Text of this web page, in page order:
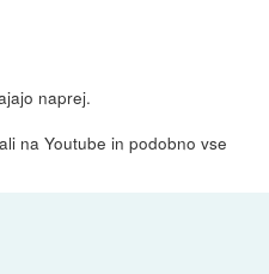
naprej.
na Youtube in podobno vse